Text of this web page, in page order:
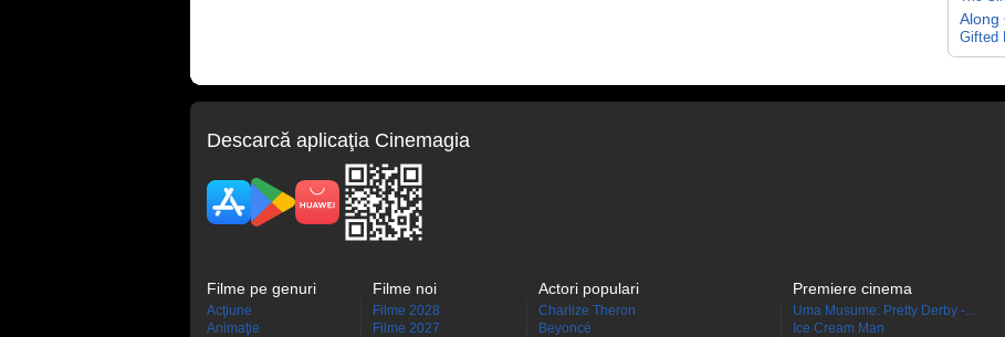
Along
Gifted
Descarcă aplicaţia Cinemagia
Filme pe genuri
Acţiune
Animaţie
Filme noi
Filme 2028
Filme 2027
Actori populari
Charlize Theron
Beyoncé
Premiere cinema
Uma Musume: Pretty Derby -...
Ice Cream Man